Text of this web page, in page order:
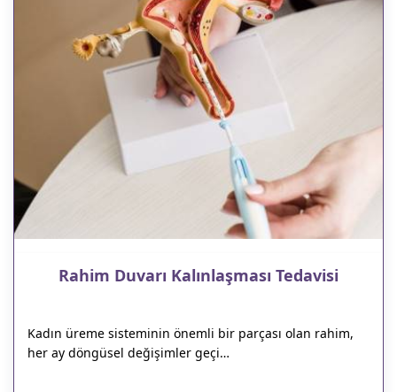
Rahim Duvarı Kalınlaşması Tedavisi
Kadın üreme sisteminin önemli bir parçası olan rahim,
her ay döngüsel değişimler geçi…